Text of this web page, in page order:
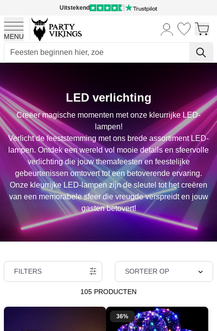
Uitstekend
MENU
LED verlichting
Creëer magische momenten met onze kleurrijke LED-
lampen!
Verlicht de feeststemming met ons brede assortiment LED-
lampen. Ontdek een wereld vol mooie details en sfeervolle
verlichting die jouw themafeesten en feestelijke
gebeurtenissen omtovert tot een betoverende ervaring.
Onze kleurrijke LED-lampen zijn de sleutel tot het creëren
van een memorabele sfeer die vreugde verspreidt en jouw
gasten betovert!
FILTERS SORTEER OP
105 PRODUCTEN
36%